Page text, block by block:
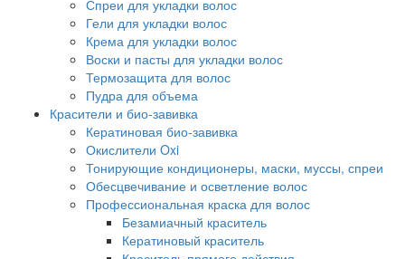
Спреи для укладки волос
Гели для укладки волос
Крема для укладки волос
Воски и пасты для укладки волос
Термозащита для волос
Пудра для объема
Красители и био-завивка
Кератиновая био-завивка
Окислители Oxi
Тонирующие кондиционеры, маски, муссы, спреи
Обесцвечивание и осветление волос
Профессиональная краска для волос
Безамиачный краситель
Кератиновый краситель